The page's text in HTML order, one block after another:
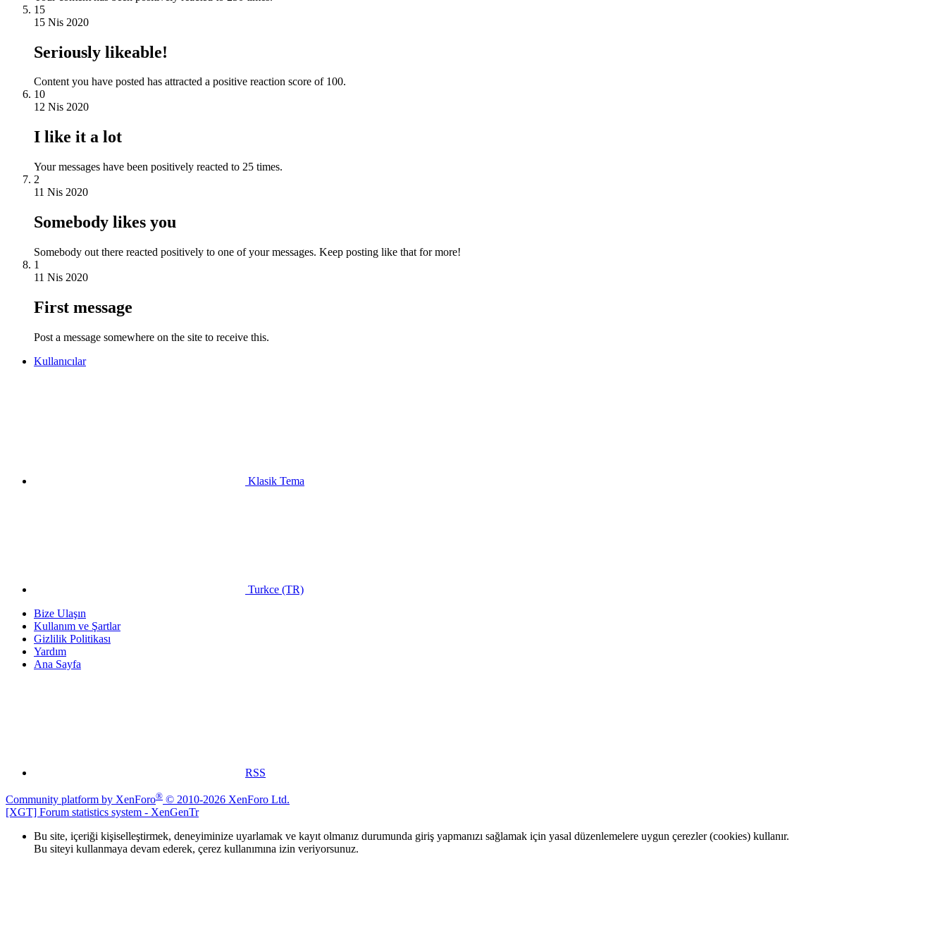
15
15 Nis 2020
Seriously likeable!
Content you have posted has attracted a positive reaction score of 100.
10
12 Nis 2020
I like it a lot
Your messages have been positively reacted to 25 times.
2
11 Nis 2020
Somebody likes you
Somebody out there reacted positively to one of your messages. Keep posting like that for more!
1
11 Nis 2020
First message
Post a message somewhere on the site to receive this.
Kullanıcılar
Klasik Tema
Turkce (TR)
Bize Ulaşın
Kullanım ve Şartlar
Gizlilik Politikası
Yardım
Ana Sayfa
RSS
Community platform by XenForo® © 2010-2026 XenForo Ltd.
[XGT] Forum statistics system - XenGenTr
Bu site, içeriği kişiselleştirmek, deneyiminize uyarlamak ve kayıt olmanız durumunda giriş yapmanızı sağlamak için yasal düzenlemelere uygun çerezler (cookies) kullanır.
Bu siteyi kullanmaya devam ederek, çerez kullanımına izin veriyorsunuz.